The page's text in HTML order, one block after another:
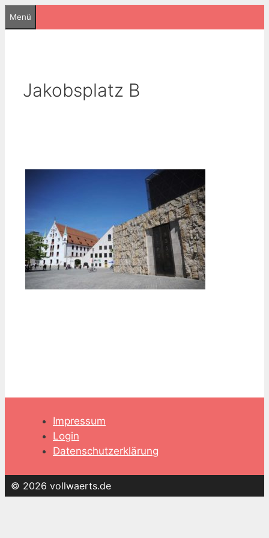
Zum
Inhalt
Menü
Jakobsplatz B
Impressum
Login
Datenschutzerklärung
© 2026 vollwaerts.de